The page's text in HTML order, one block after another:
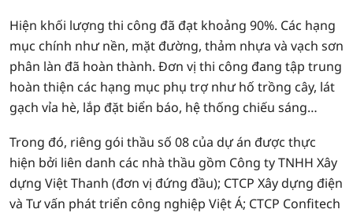
Hiện khối lượng thi công đã đạt khoảng 90%. Các hạng
mục chính như nền, mặt đường, thảm nhựa và vạch sơn
phân làn đã hoàn thành. Đơn vị thi công đang tập trung
hoàn thiện các hạng mục phụ trợ như hố trồng cây, lát
gạch vỉa hè, lắp đặt biển báo, hệ thống chiếu sáng…
Trong đó, riêng gói thầu số 08 của dự án được thực
hiện bởi liên danh các nhà thầu gồm Công ty TNHH Xây
dựng Việt Thanh (đơn vị đứng đầu); CTCP Xây dựng điện
và Tư vấn phát triển công nghiệp Việt Á; CTCP Confitech